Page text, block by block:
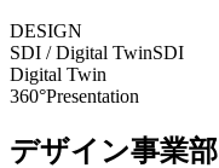
DESIGN
SDI / Digital TwinSDI
Digital Twin
360°Presentation
デザイン事業部